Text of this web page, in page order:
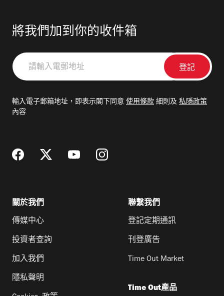
將我們加到你的收件箱
請
輸
郵
輸入電子郵箱地址，即表示閣下同意 使用條款 細則及 私隱政策
內容
關於我們
傳媒中心
投資者查詢
加入我們
隱私聲明
聯繫我們
登記定期通訊
刊登廣告
Time Out Market
Time Out產品